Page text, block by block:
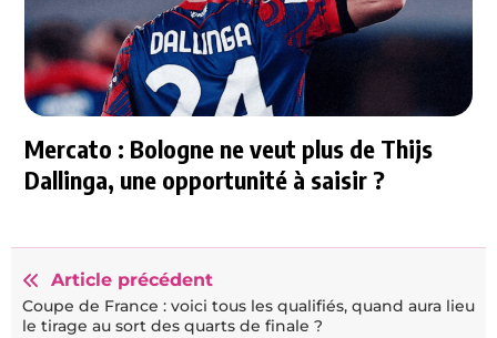
Mercato : Bologne ne veut plus de Thijs
Dallinga, une opportunité à saisir ?
Article précédent
Coupe de France : voici tous les qualifiés, quand aura lieu
le tirage au sort des quarts de finale ?